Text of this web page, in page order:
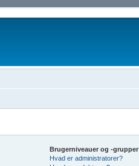
Brugerniveauer og -grupper
Hvad er administratorer?